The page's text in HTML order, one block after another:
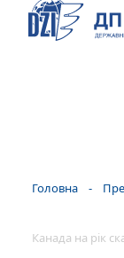
Головна -
Канада на рік